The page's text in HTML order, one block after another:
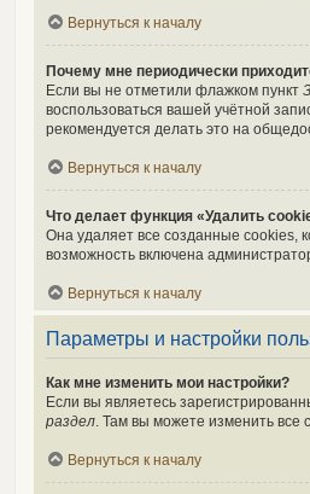
Вернуться к началу
Почему мне периодически
Если вы не отметили флажком пункт
воспользоваться вашей учётной
рекомендуется делать это на
Вернуться к началу
Что делает функция «Удалить
Она удаляет все созданные cookies,
возможность включена
Вернуться к началу
Параметры и настройки
Как мне изменить мои настройки?
Если вы являетесь
раздел. Там вы можете изменить все
Вернуться к началу